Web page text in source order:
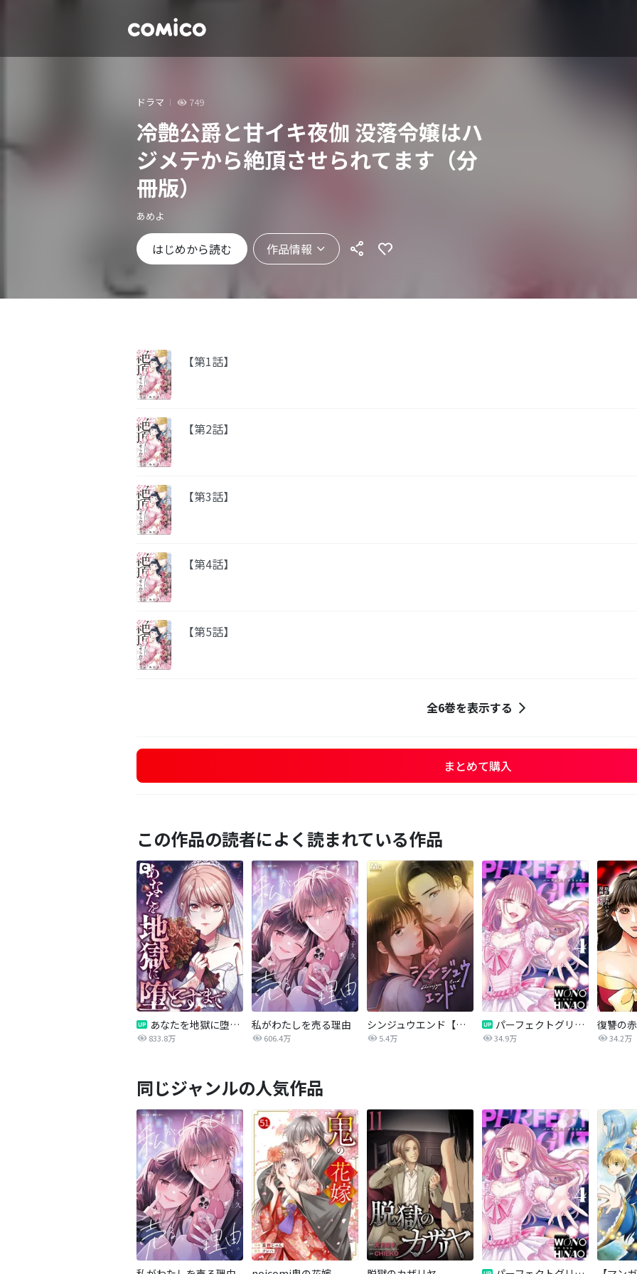
ドラマ 749
冷艶公爵と甘イキ夜伽 没落令嬢はハ
ジメテから絶頂させられてます（分
冊版）
あめよ
はじめから読む 作品情報
【第1話】
【第2話】
【第3話】
【第4話】
【第5話】
全6巻を表示する
まとめて購入
この作品の読者によく読まれている作品
あなたを地獄に堕とすまで
833.8万
私がわたしを売る理由
606.4万
シンジュウエンド【タテヨミ】
5.4万
パーフェクトグリッター
34.9万 34.2万
同じジャンルの人気作品